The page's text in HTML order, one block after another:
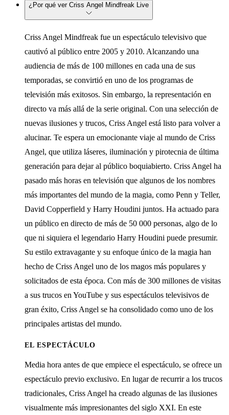
¿Por qué ver Criss Angel Mindfreak Live
Criss Angel Mindfreak fue un espectáculo televisivo que
cautivó al público entre 2005 y 2010. Alcanzando una
audiencia de más de 100 millones en cada una de sus
temporadas, se convirtió en uno de los programas de
televisión más exitosos. Sin embargo, la representación en
directo va más allá de la serie original. Con una selección de
nuevas ilusiones y trucos, Criss Angel está listo para volver a
alucinar. Te espera un emocionante viaje al mundo de Criss
Angel, que utiliza láseres, iluminación y pirotecnia de última
generación para dejar al público boquiabierto. Criss Angel ha
pasado más horas en televisión que algunos de los nombres
más importantes del mundo de la magia, como Penn y Teller,
David Copperfield y Harry Houdini juntos. Ha actuado para
un público en directo de más de 50 000 personas, algo de lo
que ni siquiera el legendario Harry Houdini puede presumir.
Su estilo extravagante y su enfoque único de la magia han
hecho de Criss Angel uno de los magos más populares y
solicitados de esta época. Con más de 300 millones de visitas
a sus trucos en YouTube y sus espectáculos televisivos de
gran éxito, Criss Angel se ha consolidado como uno de los
principales artistas del mundo.
EL ESPECTÁCULO
Media hora antes de que empiece el espectáculo, se ofrece un
espectáculo previo exclusivo. En lugar de recurrir a los trucos
tradicionales, Criss Angel ha creado algunas de las ilusiones
visualmente más impresionantes del siglo XXI. En este